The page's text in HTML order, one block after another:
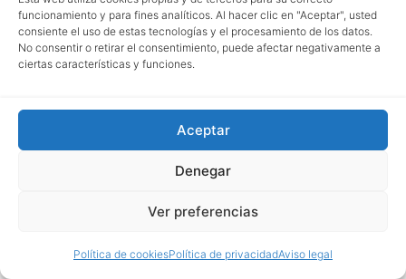
funcionamiento y para fines analíticos. Al hacer clic en "Aceptar", usted
consiente el uso de estas tecnologías y el procesamiento de los datos.
No consentir o retirar el consentimiento, puede afectar negativamente a
ciertas características y funciones.
Aceptar
Denegar
Ver preferencias
Política de cookiesPolítica de privacidadAviso legal